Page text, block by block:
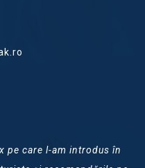
pe care l-am introdus în